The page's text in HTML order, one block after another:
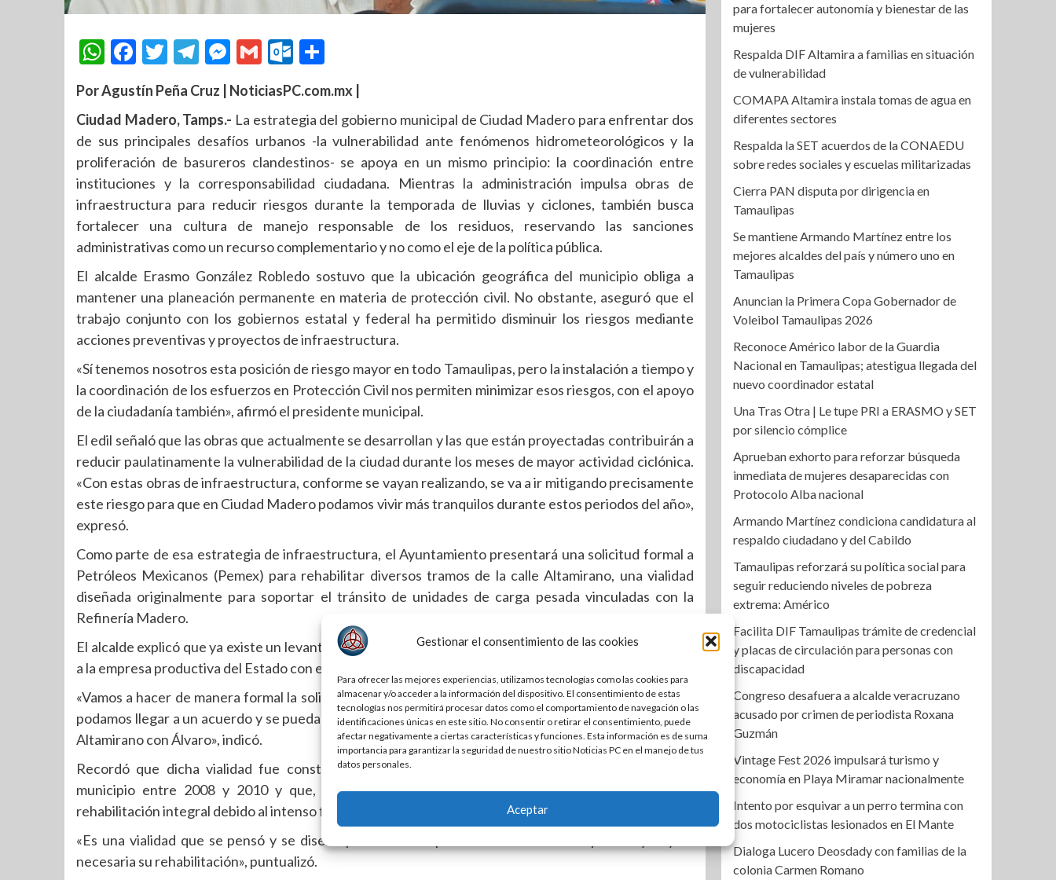
Gestionar el consentimiento de las cookies
Para ofrecer las mejores experiencias, utilizamos tecnologías como las cookies para
almacenar y/o acceder a la información del dispositivo. El consentimiento de estas
tecnologías nos permitirá procesar datos como el comportamiento de navegación o las
identificaciones únicas en este sitio. No consentir o retirar el consentimiento, puede
afectar negativamente a ciertas características y funciones. Esta información es de suma
importancia para garantizar la seguridad de nuestro sitio Noticias PC en el manejo de tus
datos personales.
Aceptar
WhatsApp
Facebook
Twitter
Telegram
Messenger
GmailOutlook.com
Por Agustín Peña Cruz | NoticiasPC.com.mx |
Ciudad Madero, Tamps.- La estrategia del gobierno municipal de Ciudad Madero para enfrentar dos
de sus principales desafíos urbanos -la vulnerabilidad ante fenómenos hidrometeorológicos y la
proliferación de basureros clandestinos- se apoya en un mismo principio: la coordinación entre
instituciones y la corresponsabilidad ciudadana. Mientras la administración impulsa obras de
infraestructura para reducir riesgos durante la temporada de lluvias y ciclones, también busca
fortalecer una cultura de manejo responsable de los residuos, reservando las sanciones
administrativas como un recurso complementario y no como el eje de la política pública.
El alcalde Erasmo González Robledo sostuvo que la ubicación geográfica del municipio obliga a
mantener una planeación permanente en materia de protección civil. No obstante, aseguró que el
trabajo conjunto con los gobiernos estatal y federal ha permitido disminuir los riesgos mediante
acciones preventivas y proyectos de infraestructura.
«Sí tenemos nosotros esta posición de riesgo mayor en todo Tamaulipas, pero la instalación a tiempo y
la coordinación de los esfuerzos en Protección Civil nos permiten minimizar esos riesgos, con el apoyo
de la ciudadanía también», afirmó el presidente municipal.
El edil señaló que las obras que actualmente se desarrollan y las que están proyectadas contribuirán a
reducir paulatinamente la vulnerabilidad de la ciudad durante los meses de mayor actividad ciclónica.
«Con estas obras de infraestructura, conforme se vayan realizando, se va a ir mitigando precisamente
este riesgo para que en Ciudad Madero podamos vivir más tranquilos durante estos periodos del año»,
expresó.
Como parte de esa estrategia de infraestructura, el Ayuntamiento presentará una solicitud formal a
Petróleos Mexicanos (Pemex) para rehabilitar diversos tramos de la calle Altamirano, una vialidad
diseñada originalmente para soportar el tránsito de unidades de carga pesada vinculadas con la
Refinería Madero.
El alcalde explicó que ya existe un levantamiento técnico y un proyecto ejecutivo que será entregado
a la empresa productiva del Estado con el propósito de agilizar los trabajos.
«Vamos a hacer de manera formal la solicitud. Hay un gran diálogo con la Refinería Madero para que
podamos llegar a un acuerdo y se pueda intervenir de manera inmediata este primer punto de la calle
Altamirano con Álvaro», indicó.
Recordó que dicha vialidad fue construida por Pemex como parte de un donativo realizado al
municipio entre 2008 y 2010 y que, tras más de 16 años de servicio continuo, requiere una
rehabilitación integral debido al intenso flujo de transporte pesado.
«Es una vialidad que se pensó y se diseñó precisamente para darle uso al tráfico pesado y hoy es
necesaria su rehabilitación», puntualizó.
para fortalecer autonomía y bienestar de las
mujeres
Respalda DIF Altamira a familias en situación
de vulnerabilidad
COMAPA Altamira instala tomas de agua en
diferentes sectores
Respalda la SET acuerdos de la CONAEDU
sobre redes sociales y escuelas militarizadas
Cierra PAN disputa por dirigencia en
Tamaulipas
Se mantiene Armando Martínez entre los
mejores alcaldes del país y número uno en
Tamaulipas
Anuncian la Primera Copa Gobernador de
Voleibol Tamaulipas 2026
Reconoce Américo labor de la Guardia
Nacional en Tamaulipas; atestigua llegada del
nuevo coordinador estatal
Una Tras Otra | Le tupe PRI a ERASMO y SET
por silencio cómplice
Aprueban exhorto para reforzar búsqueda
inmediata de mujeres desaparecidas con
Protocolo Alba nacional
Armando Martínez condiciona candidatura al
respaldo ciudadano y del Cabildo
Tamaulipas reforzará su política social para
seguir reduciendo niveles de pobreza
extrema: Américo
Facilita DIF Tamaulipas trámite de credencial
y placas de circulación para personas con
discapacidad
Congreso desafuera a alcalde veracruzano
acusado por crimen de periodista Roxana
Guzmán
Vintage Fest 2026 impulsará turismo y
economía en Playa Miramar nacionalmente
Intento por esquivar a un perro termina con
dos motociclistas lesionados en El Mante
Dialoga Lucero Deosdady con familias de la
colonia Carmen Romano